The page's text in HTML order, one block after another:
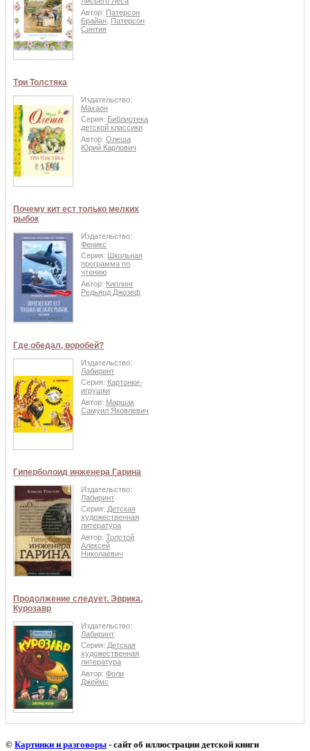
Автор: Патерсон
Брайан Патерсон
Синтия
Три Толстяка
Издательство:
Махаон
Серия: Библиотека
детской классики
Автор: Олеша
Юрий Карлович
Почему кит ест только мелких
рыбок
Издательство:
Феникс
Серия: Школьная
программа по
чтению
Автор: Киплинг
Редьярд Джозеф
Где обедал, воробей?
Издательство:
Лабиринт
Серия: Картонки-
игрушки
Автор: Маршак
Самуил Яковлевич
Гиперболоид инженера Гарина
Издательство:
Лабиринт
Серия: Детская
художественная
литература
Автор: Толстой
Алексей
Николаевич
Продолжение следует. Эврика.
Курозавр
Издательство:
Лабиринт
Серия: Детская
художественная
литература
Автор: Фоли
Джеймс
© Картинки и разговоры - сайт об иллюстрации детской книги